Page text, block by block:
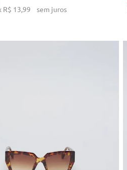
R$ 13,99 sem juros